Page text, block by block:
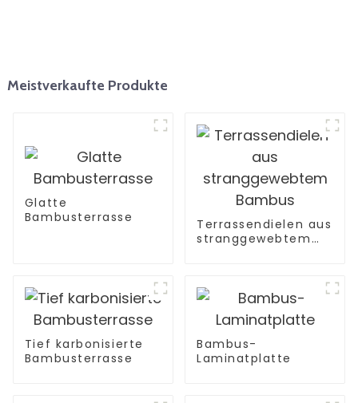
Meistverkaufte Produkte
Glatte
Bambusterrasse
Terrassendielen aus
stranggewebtem
Tief karbonisierte
Bambusterrasse
Bambus-
Laminatplatte